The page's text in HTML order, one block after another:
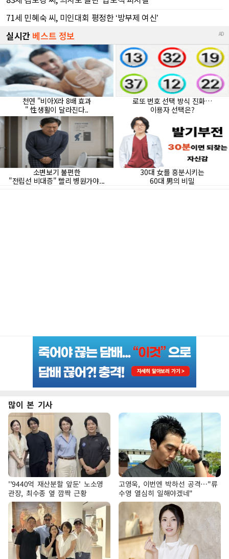
많이 본 기사
''9440억 재산분할 앞둔' 노소영
관장, 최수종 옆 깜짝 근황
고영욱, 이번엔 박하선 공격…"류
수영 열심히 일해야겠네"